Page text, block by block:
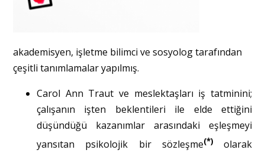
akademisyen, işletme bilimci ve sosyolog tarafından
çeşitli tanımlamalar yapılmış.
Carol Ann Traut ve meslektaşları iş tatminini;
çalışanın işten beklentileri ile elde ettiğini
düşündüğü kazanımlar arasındaki eşleşmeyi
yansıtan psikolojik bir sözleşme(*) olarak